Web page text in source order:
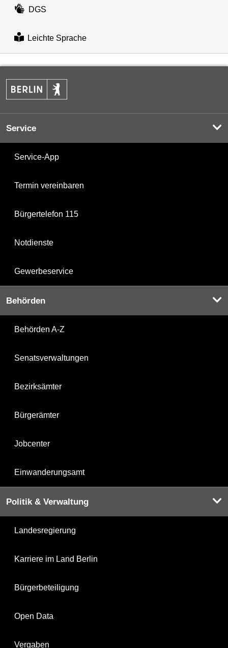
DGS
Leichte Sprache
Service
Service-App
Termin vereinbaren
Bürgertelefon 115
Notdienste
Gewerbeservice
Behörden
Behörden A-Z
Senatsverwaltungen
Bezirksämter
Bürgerämter
Jobcenter
Einwanderungsamt
Politik & Verwaltung
Landesregierung
Karriere im Land Berlin
Bürgerbeteiligung
Open Data
Vergaben